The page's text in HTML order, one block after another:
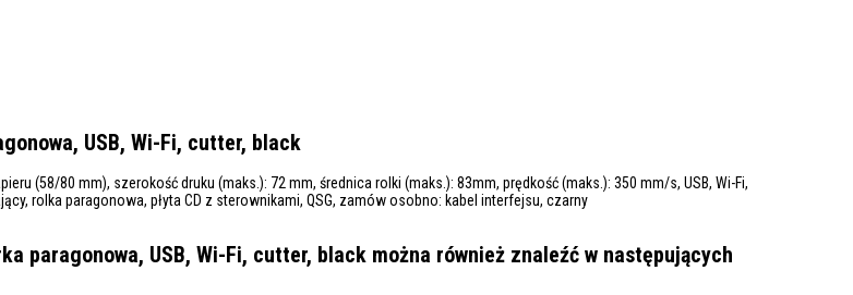
USB, Wi-Fi, cutter, black
(58/80 mm), szerokość druku (maks.): 72 mm, średnica rolki (maks.): 83mm, prędkość (maks.): 350 mm/s, USB, Wi-Fi,
rolka paragonowa, płyta CD z sterownikami, QSG, zamów osobno: kabel interfejsu, czarny
paragonowa, USB, Wi-Fi, cutter, black można również znaleźć w następujących